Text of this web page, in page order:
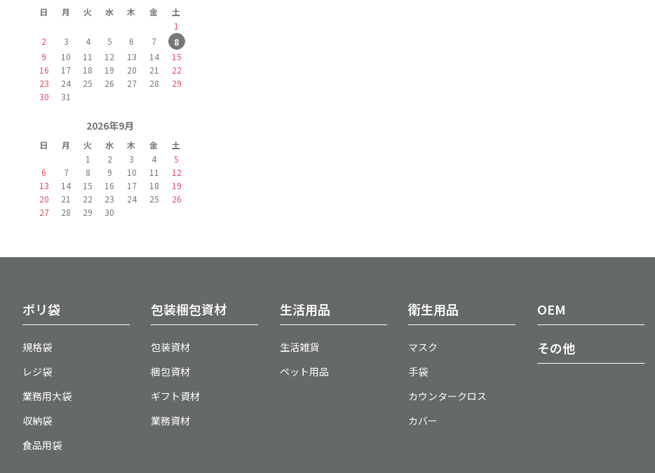
日 月 火 水 木 金
土
1
2
3 4 5 6 7
8
9
10 11 12 13 14
15
16
17 18 19 20 21
22
23
24 25 26 27 28
29
30
31
2026年9月
日 月 火 水 木 金
土
1
2 3 4
5
6
7 8 9 10 11
12
13
14 15 16 17 18
19
20
21 22 23 24 25
26
27
28 29 30
ポリ袋
規格袋
レジ袋
業務用大袋
収納袋
食品用袋
包装梱包資材
包装資材
梱包資材
ギフト資材
業務資材
生活用品
生活雑貨
ペット用品
衛生用品
マスク
手袋
カウンタークロス
カバー
OEM
その他